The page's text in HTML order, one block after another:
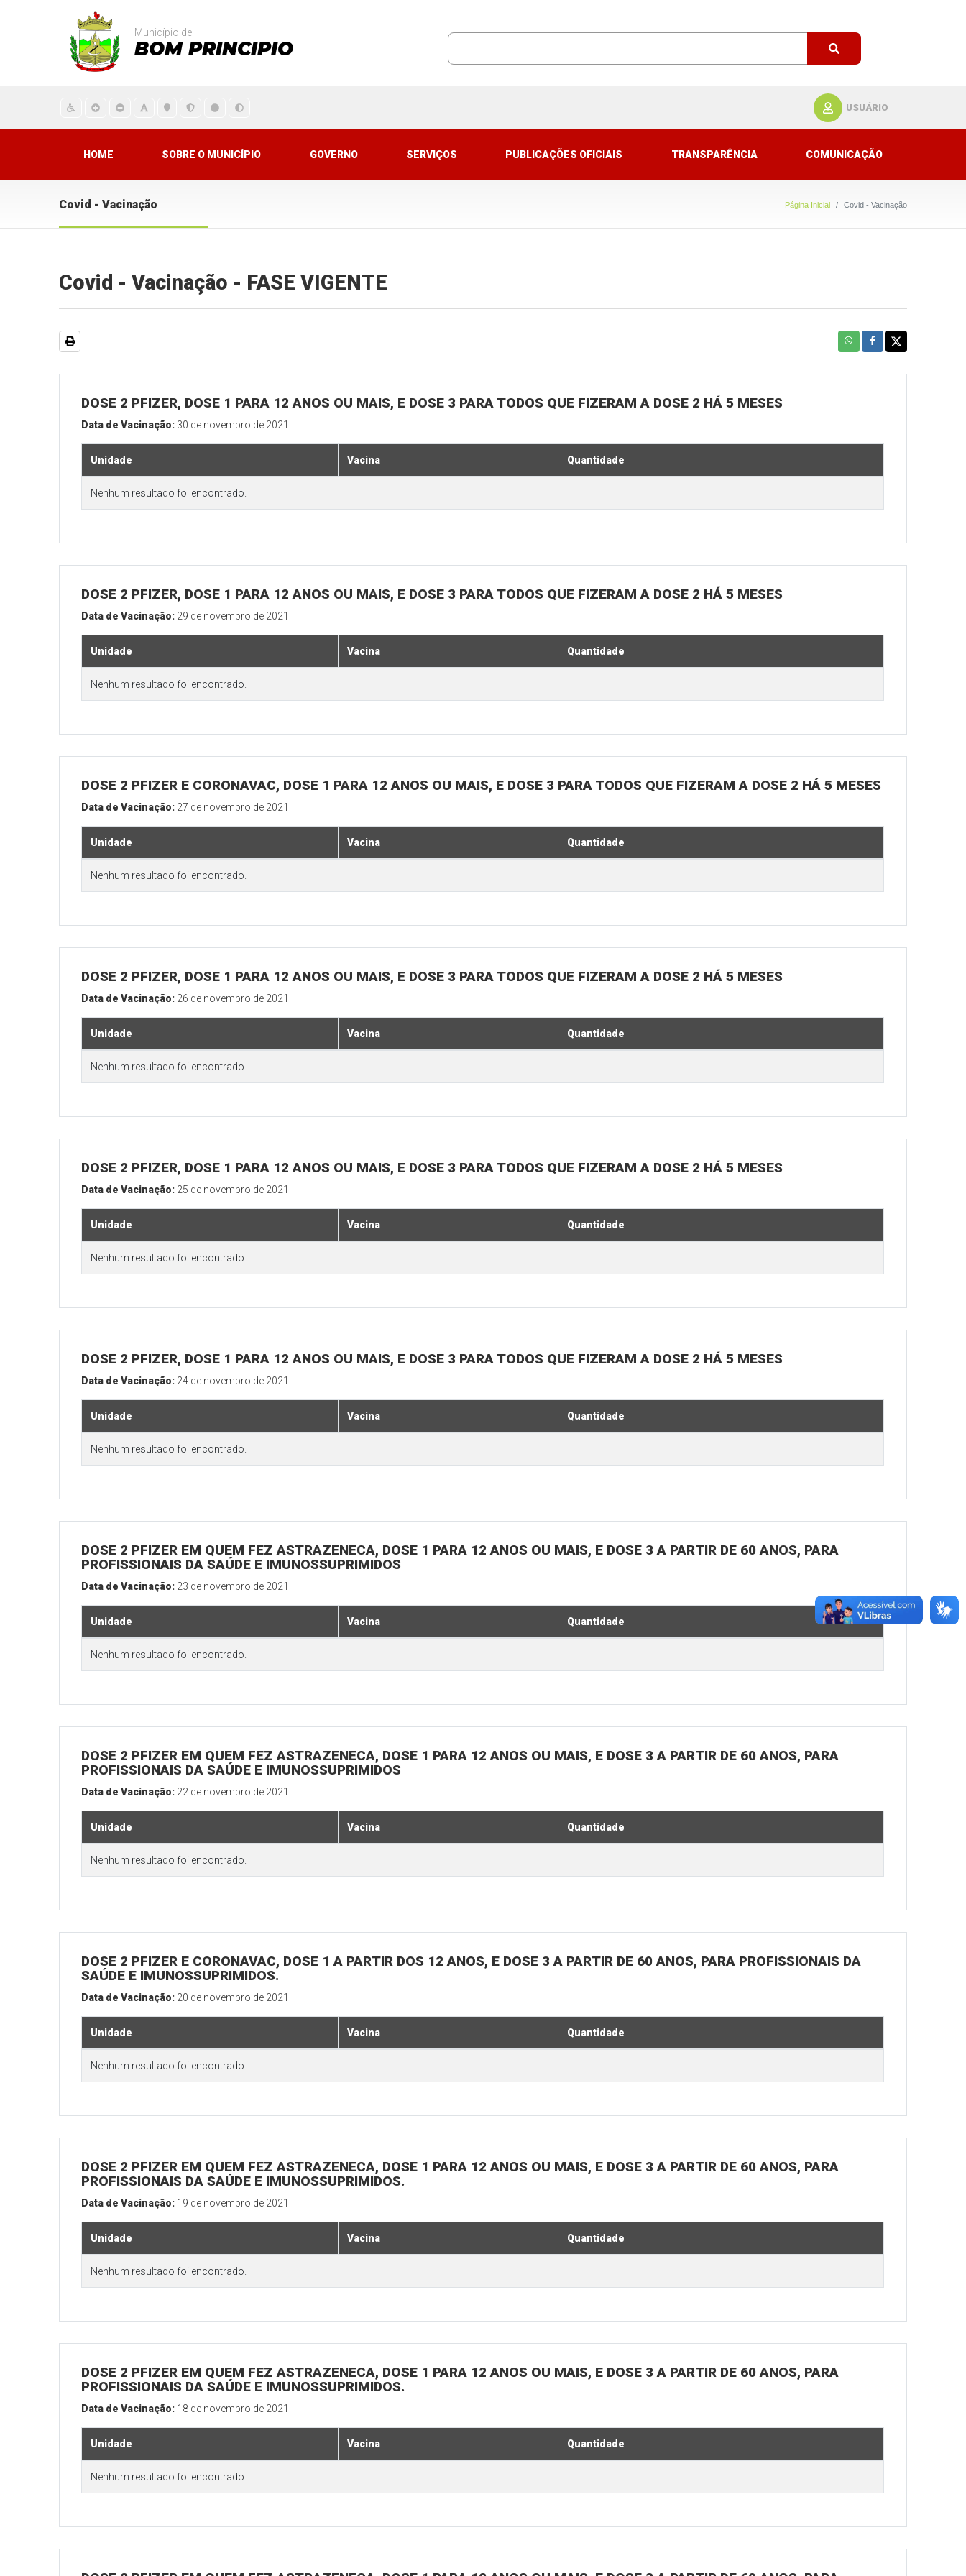
Município de
BOM PRINCIPIO
USUÁRIO
HOME SOBRE O MUNICÍPIO GOVERNO SERVIÇOS PUBLICAÇÕES OFICIAIS TRANSPARÊNCIA COMUNICAÇÃO
Covid - Vacinação Página Inicial Covid - Vacinação
Covid - Vacinação - FASE VIGENTE
DOSE 2 PFIZER, DOSE 1 PARA 12 ANOS OU MAIS, E DOSE 3 PARA TODOS QUE FIZERAM A DOSE 2 HÁ 5 MESES
Data de Vacinação: 30 de novembro de 2021
Unidade Vacina Quantidade
Nenhum resultado foi encontrado.
DOSE 2 PFIZER, DOSE 1 PARA 12 ANOS OU MAIS, E DOSE 3 PARA TODOS QUE FIZERAM A DOSE 2 HÁ 5 MESES
Data de Vacinação: 29 de novembro de 2021
Unidade Vacina Quantidade
Nenhum resultado foi encontrado.
DOSE 2 PFIZER E CORONAVAC, DOSE 1 PARA 12 ANOS OU MAIS, E DOSE 3 PARA TODOS QUE FIZERAM A DOSE 2 HÁ 5 MESES
Data de Vacinação: 27 de novembro de 2021
Unidade Vacina Quantidade
Nenhum resultado foi encontrado.
DOSE 2 PFIZER, DOSE 1 PARA 12 ANOS OU MAIS, E DOSE 3 PARA TODOS QUE FIZERAM A DOSE 2 HÁ 5 MESES
Data de Vacinação: 26 de novembro de 2021
Unidade Vacina Quantidade
Nenhum resultado foi encontrado.
DOSE 2 PFIZER, DOSE 1 PARA 12 ANOS OU MAIS, E DOSE 3 PARA TODOS QUE FIZERAM A DOSE 2 HÁ 5 MESES
Data de Vacinação: 25 de novembro de 2021
Unidade Vacina Quantidade
Nenhum resultado foi encontrado.
DOSE 2 PFIZER, DOSE 1 PARA 12 ANOS OU MAIS, E DOSE 3 PARA TODOS QUE FIZERAM A DOSE 2 HÁ 5 MESES
Data de Vacinação: 24 de novembro de 2021
Unidade Vacina Quantidade
Nenhum resultado foi encontrado.
DOSE 2 PFIZER EM QUEM FEZ ASTRAZENECA, DOSE 1 PARA 12 ANOS OU MAIS, E DOSE 3 A PARTIR DE 60 ANOS, PARA
PROFISSIONAIS DA SAÚDE E IMUNOSSUPRIMIDOS
Data de Vacinação: 23 de novembro de 2021
Unidade Vacina Quantidade
Nenhum resultado foi encontrado.
DOSE 2 PFIZER EM QUEM FEZ ASTRAZENECA, DOSE 1 PARA 12 ANOS OU MAIS, E DOSE 3 A PARTIR DE 60 ANOS, PARA
PROFISSIONAIS DA SAÚDE E IMUNOSSUPRIMIDOS
Data de Vacinação: 22 de novembro de 2021
Unidade Vacina Quantidade
Nenhum resultado foi encontrado.
DOSE 2 PFIZER E CORONAVAC, DOSE 1 A PARTIR DOS 12 ANOS, E DOSE 3 A PARTIR DE 60 ANOS, PARA PROFISSIONAIS DA
SAÚDE E IMUNOSSUPRIMIDOS.
Data de Vacinação: 20 de novembro de 2021
Unidade Vacina Quantidade
Nenhum resultado foi encontrado.
DOSE 2 PFIZER EM QUEM FEZ ASTRAZENECA, DOSE 1 PARA 12 ANOS OU MAIS, E DOSE 3 A PARTIR DE 60 ANOS, PARA
PROFISSIONAIS DA SAÚDE E IMUNOSSUPRIMIDOS.
Data de Vacinação: 19 de novembro de 2021
Unidade Vacina Quantidade
Nenhum resultado foi encontrado.
DOSE 2 PFIZER EM QUEM FEZ ASTRAZENECA, DOSE 1 PARA 12 ANOS OU MAIS, E DOSE 3 A PARTIR DE 60 ANOS, PARA
PROFISSIONAIS DA SAÚDE E IMUNOSSUPRIMIDOS.
Data de Vacinação: 18 de novembro de 2021
Unidade Vacina Quantidade
Nenhum resultado foi encontrado.